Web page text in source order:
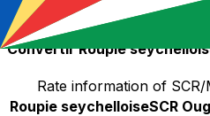
10 000
MRO
Convertir Roupie
Rate information of
Roupie seychelloiseSCR